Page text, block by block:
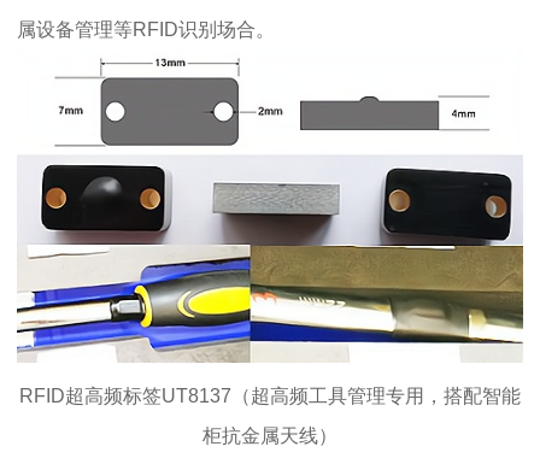
属设备管理等RFID识别场合。
RFID超高频标签UT8137（超高频工具管理专用，搭配智能
柜抗金属天线）